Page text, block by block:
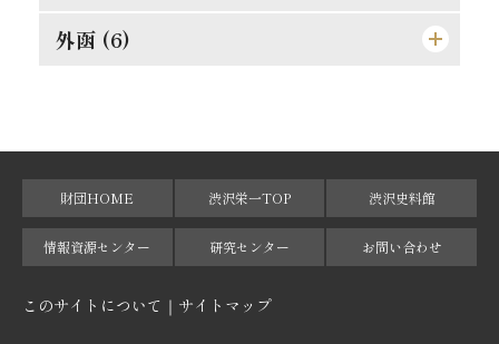
廓清の急務なる所以
順逆の二境は何れより来るか
[広告]
[裏表紙]
[背]
[小口]
外函 (6)
[外函（ウラ）]
[外函（天）]
[外函（地）]
財団HOME 渋沢栄一TOP 渋沢史料館
情報資源センター 研究センター お問い合わせ
このサイトについて サイトマップ